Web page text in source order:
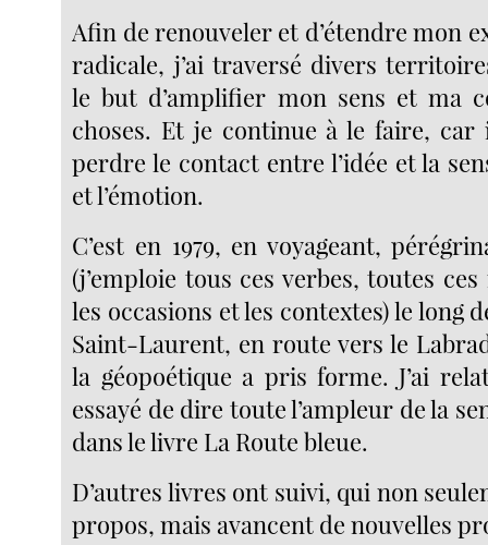
Afin de renouveler et d’étendre mon
radicale, j’ai traversé divers
le but d’amplifier mon sens et ma
choses. Et je continue à le faire,
perdre le contact entre l’idée et la
et l’émotion.
C’est en 1979, en voyageant,
(j’emploie tous ces verbes, toutes
les occasions et les contextes) le long
Saint-Laurent, en route vers le
la géopoétique a pris forme. J’ai
essayé de dire toute l’ampleur de la
dans le livre La Route bleue.
D’autres livres ont suivi, qui non
propos, mais avancent de nouvelles